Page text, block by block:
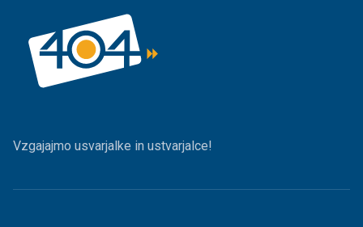
Vzgajajmo usvarjalke in ustvarjalce!